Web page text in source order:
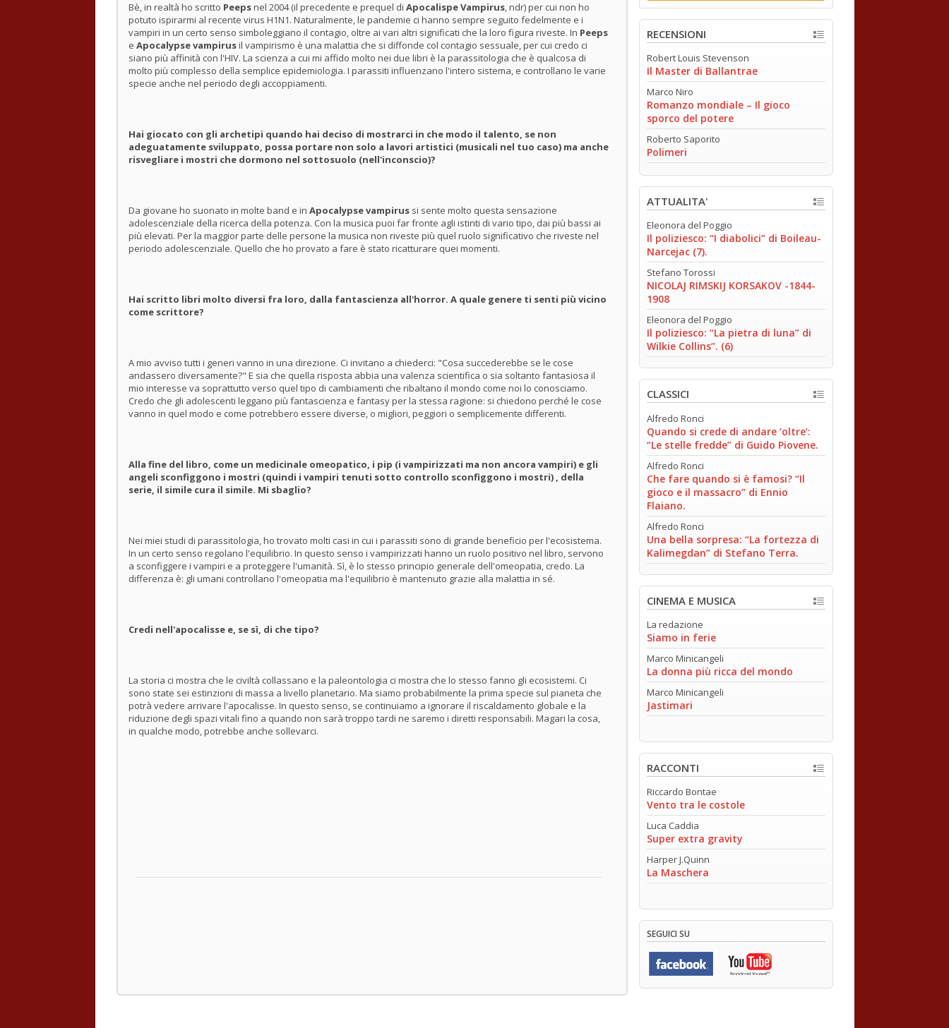
Bè, in realtà ho scritto Peepsnel 2004 (il precedente e prequel di Apocalispe Vampirus, ndr) per cui non ho
potuto ispirarmi al recente virus H1N1. Naturalmente, le pandemie ci hanno sempre seguito fedelmente e i
vampiri in un certo senso simboleggiano il contagio, oltre ai vari altri significati che la loro figura riveste. In Peeps
e Apocalypse vampirusil vampirismo è una malattia che si diffonde col contagio sessuale, per cui credo ci
siano più affinità con l'HIV. La scienza a cui mi affido molto nei due libri è la parassitologia che è qualcosa di
molto più complesso della semplice epidemiologia. I parassiti influenzano l'intero sistema, e controllano le varie
specie anche nel periodo degli accoppiamenti.
Hai giocato con gli archetipi quando hai deciso di mostrarci in che modo il talento, se non
adeguatamente sviluppato, possa portare non solo a lavori artistici (musicali nel tuo caso) ma anche
risvegliare i mostri che dormono nel sottosuolo (nell'inconscio)?
Da giovane ho suonato in molte band e in Apocalypse vampirussi sente molto questa sensazione
adolescenziale della ricerca della potenza. Con la musica puoi far fronte agli istinti di vario tipo, dai più bassi ai
più elevati. Per la maggior parte delle persone la musica non riveste più quel ruolo significativo che riveste nel
periodo adolescenziale. Quello che ho provato a fare è stato ricatturare quei momenti.
Hai scritto libri molto diversi fra loro, dalla fantascienza all'horror. A quale genere ti senti più vicino
come scrittore?
A mio avviso tutti i generi vanno in una direzione. Ci invitano a chiederci: "Cosa succederebbe se le cose
andassero diversamente?" E sia che quella risposta abbia una valenza scientifica o sia soltanto fantasiosa il
mio interesse va soprattutto verso quel tipo di cambiamenti che ribaltano il mondo come noi lo conosciamo.
Credo che gli adolescenti leggano più fantascienza e fantasy per la stessa ragione: si chiedono perché le cose
vanno in quel modo e come potrebbero essere diverse, o migliori, peggiori o semplicemente differenti.
Alla fine del libro, come un medicinale omeopatico, i pip (i vampirizzati ma non ancora vampiri) e gli
angeli sconfiggono i mostri (quindi i vampiri tenuti sotto controllo sconfiggono i mostri) , della
serie, il simile cura il simile. Mi sbaglio?
Nei miei studi di parassitologia, ho trovato molti casi in cui i parassiti sono di grande beneficio per l'ecosistema.
In un certo senso regolano l'equilibrio. In questo senso i vampirizzati hanno un ruolo positivo nel libro, servono
a sconfiggere i vampiri e a proteggere l'umanità. Sì, è lo stesso principio generale dell'omeopatia, credo. La
differenza è: gli umani controllano l'omeopatia ma l'equilibrio è mantenuto grazie alla malattia in sé.
Credi nell'apocalisse e, se sì, di che tipo?
La storia ci mostra che le civiltà collassano e la paleontologia ci mostra che lo stesso fanno gli ecosistemi. Ci
sono state sei estinzioni di massa a livello planetario. Ma siamo probabilmente la prima specie sul pianeta che
potrà vedere arrivare l'apocalisse. In questo senso, se continuiamo a ignorare il riscaldamento globale e la
riduzione degli spazi vitali fino a quando non sarà troppo tardi ne saremo i diretti responsabili. Magari la cosa,
in qualche modo, potrebbe anche sollevarci.
RECENSIONI
Robert Louis Stevenson
Il Master di Ballantrae
Marco Niro
Romanzo mondiale – Il gioco
sporco del potere
Roberto Saporito
Polimeri
ATTUALITA'
Eleonora del Poggio
Il poliziesco: “I diabolici” di Boileau-
Narcejac (7).
Stefano Torossi
NICOLAJ RIMSKIJ KORSAKOV -1844-
1908
Eleonora del Poggio
Il poliziesco: “La pietra di luna” di
Wilkie Collins”. (6)
CLASSICI
Alfredo Ronci
Quando si crede di andare ‘oltre’:
“Le stelle fredde” di Guido Piovene.
Alfredo Ronci
Che fare quando si è famosi? “Il
gioco e il massacro” di Ennio
Flaiano.
Alfredo Ronci
Una bella sorpresa: “La fortezza di
Kalimegdan” di Stefano Terra.
CINEMA E MUSICA
La redazione
Siamo in ferie
Marco Minicangeli
La donna più ricca del mondo
Marco Minicangeli
Jastimari
RACCONTI
Riccardo Bontae
Vento tra le costole
Luca Caddia
Super extra gravity
Harper J.Quinn
La Maschera
SEGUICI SU